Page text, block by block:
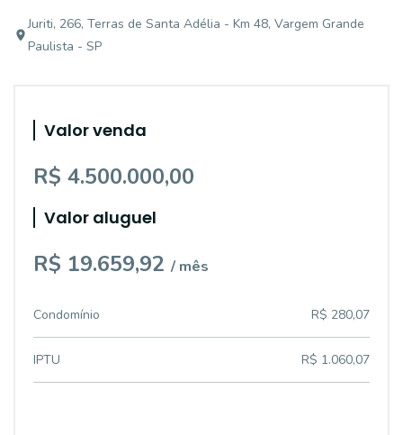
Juriti, 266, Terras de Santa Adélia - Km 48, Vargem Grande
Paulista - SP
Valor venda
R$ 4.500.000,00
Valor aluguel
R$ 19.659,92 / mês
Condomínio R$ 280,07
IPTU R$ 1.060,07